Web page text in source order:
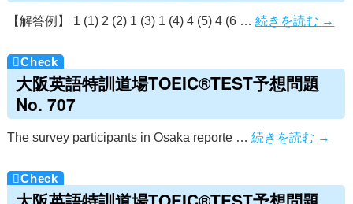
【解答例】 1 (1) 2 (2) 1 (3) 1 (4) 4 (5) 4 (6 …続きを読む →
大阪英語特訓道場TOEIC®TEST予想問題
No. 707
The survey participants in Osaka reporte …続きを読む →